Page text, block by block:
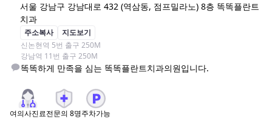
서울 강남구 강남대로 432 (역삼동, 점프밀라노) 8층 똑똑플란트
치과
주소복사
지도보기
신논현역 5번 출구 250M
강남역 11번 출구 250M
여의사진료전문의 8명주차가능